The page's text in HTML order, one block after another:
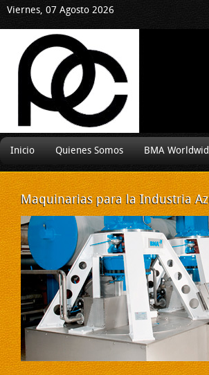
Viernes, 07 Agosto 2026
Inicio Quienes Somos BMA
Maquinariaspara la Industria